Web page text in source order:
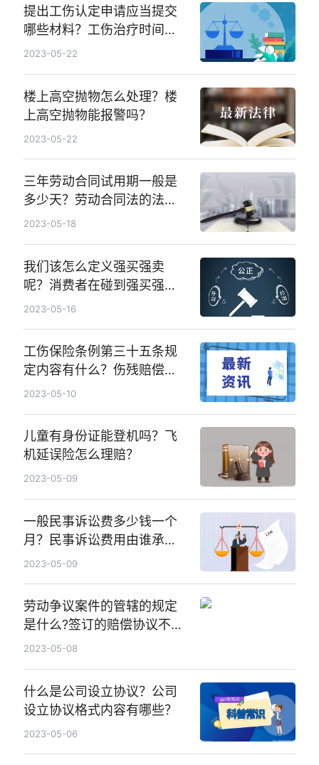
提出工伤认定申请应当提交
哪些材料？工伤治疗时间一
般不超过12个月吗？
2023-05-22
楼上高空抛物怎么处理？楼
上高空抛物能报警吗？
2023-05-22
三年劳动合同试用期一般是
多少天？劳动合同法的法律
条例有哪些？劳动合同期限
2023-05-18
我们该怎么定义强买强卖
呢？消费者在碰到强买强卖
问题的时候要怎么办呢？
2023-05-16
工伤保险条例第三十五条规
定内容有什么？伤残赔偿标
准的规定有什么内容？
2023-05-10
儿童有身份证能登机吗？飞
机延误险怎么理赔？
2023-05-09
一般民事诉讼费多少钱一个
月？民事诉讼费用由谁承
担？
2023-05-09
劳动争议案件的管辖的规定
是什么?签订的赔偿协议不履
行怎么办?
2023-05-08
什么是公司设立协议？公司
设立协议格式内容有哪些？
2023-05-06